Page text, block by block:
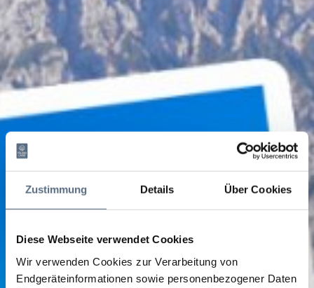
Zustimmung Details Über Cookies
Diese Webseite verwendet Cookies
Wir verwenden Cookies zur Verarbeitung von
Endgeräteinformationen sowie personenbezogener Daten